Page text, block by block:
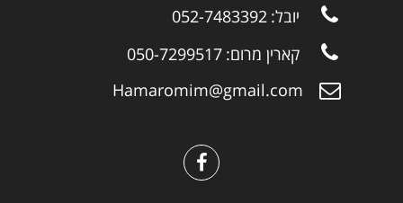
יובל: 052-7483392
קארין מרום: 050-7299517
Hamaromim@gmail.com